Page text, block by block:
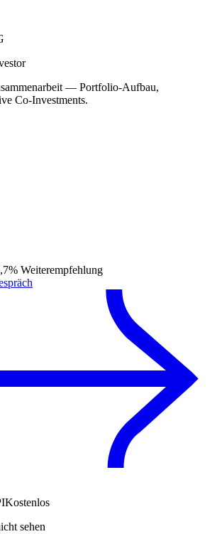
— Portfolio-Aufbau,
Co-Investments.
Weiterempfehlung
Kostenlos
sehen